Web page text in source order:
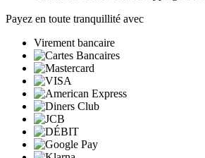
Payez en toute tranquillité avec
Virement bancaire